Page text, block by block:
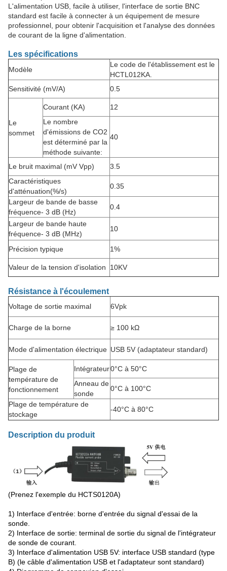
L'alimentation USB, facile à utiliser, l'interface de sortie BNC
standard est facile à connecter à un équipement de mesure
professionnel, pour obtenir l'acquisition et l'analyse des données
de courant de la ligne d'alimentation.
Les spécifications
Modèle
Le code de l'établissement est le
HCTL012KA.
Sensitivité (mV/A)
0.5
Le
sommet
Courant (KA)
12
Le nombre
d'émissions de CO2
est déterminé par la
méthode suivante:
40
Le bruit maximal (mV Vpp)
3.5
Caractéristiques
d'atténuation(%/s)
0.35
Largeur de bande de basse
fréquence- 3 dB (Hz)
0.4
Largeur de bande haute
fréquence- 3 dB (MHz)
10
Précision typique 1%
Valeur de la tension d'isolation 10KV
Résistance à l'écoulement
Voltage de sortie maximal 6Vpk
Charge de la borne ≥ 100 kΩ
Mode d'alimentation électrique USB 5V (adaptateur standard)
Plage de
température de
fonctionnement
Intégrateur0°C à 50°C
Anneau de
sonde
0°C à 100°C
Plage de température de
stockage
-40°C à 80°C
Description du produit
(Prenez l'exemple du HCTS0120A)
1) Interface d'entrée: borne d'entrée du signal d'essai de la
sonde.
2) Interface de sortie: terminal de sortie du signal de l'intégrateur
de sonde de courant.
3) Interface d'alimentation USB 5V: interface USB standard (type
B) (le câble d'alimentation USB et l'adaptateur sont standard)